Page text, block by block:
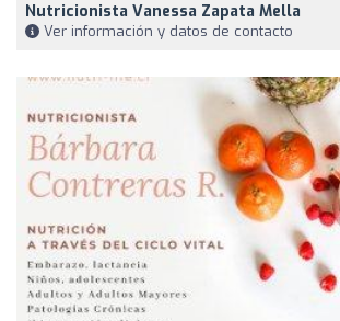
Nutricionista Vanessa Zapata Mella
Ver información y datos de contacto